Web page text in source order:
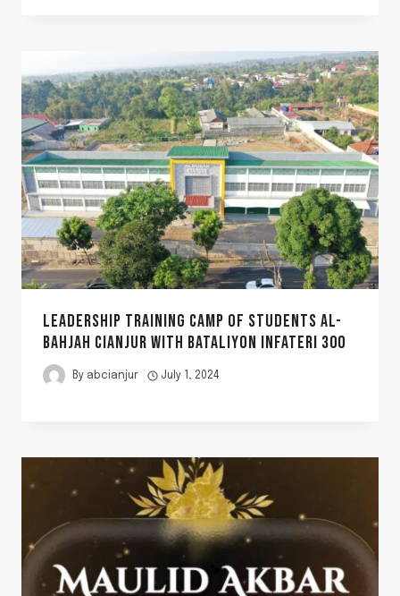
LEADERSHIP TRAINING CAMP OF STUDENTS AL-
BAHJAH CIANJUR WITH BATALIYON INFATERI 300
By abcianjur July 1, 2024